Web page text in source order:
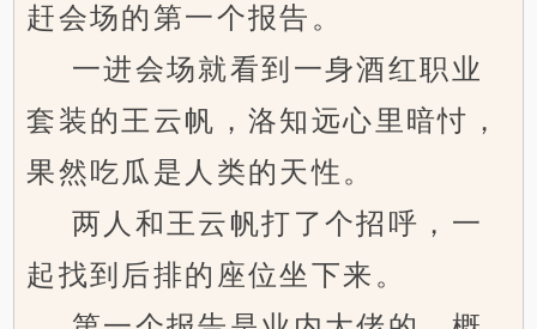
赶会场的第一个报告。
一进会场就看到一身酒红职业
套装的王云帆，洛知远心里暗忖，
果然吃瓜是人类的天性。
两人和王云帆打了个招呼，一
起找到后排的座位坐下来。